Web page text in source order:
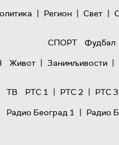
| Регион | Свет |
СПОРТ
Фудбал
Живот | Занимљивости |
ТВ
РТС 1 | РТС 2 | РТС 3
Радио Београд 1 | Радио